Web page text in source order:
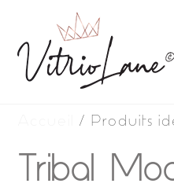
content
/ Produits
Tribal